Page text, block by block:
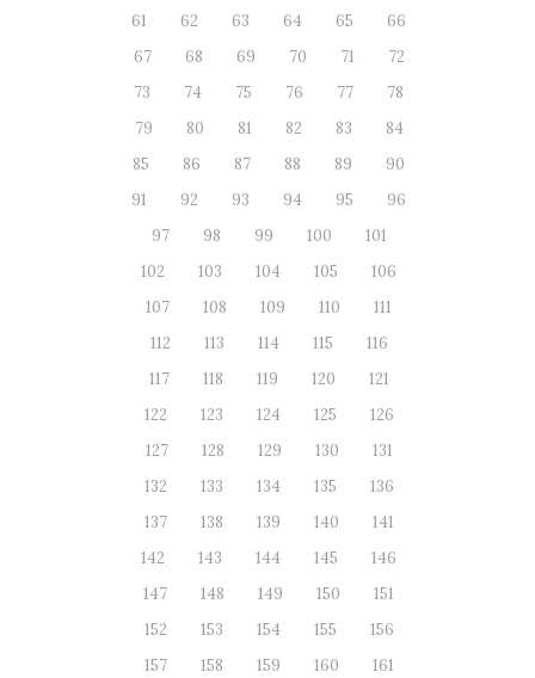
61
62 63 64 65
66
67
68 69 70 71
72
73
74 75 76 77
78
79
80 81 82 83
84
85
86 87 88 89
90
91
92 93 94 95
96
97
98 99 100
101
102
103 104 105
106
107
108 109 110
111
112
113 114 115
116
117
118 119 120
121
122
123 124 125
126
127
128 129 130
131
132
133 134 135
136
137
138 139 140
141
142
143 144 145
146
147
148 149 150
151
152
153 154 155
156
157
158 159 160
161